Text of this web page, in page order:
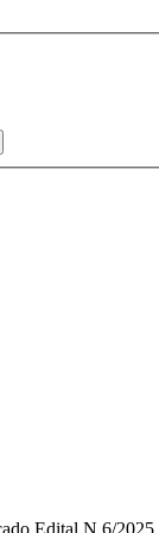
Edital N 6/